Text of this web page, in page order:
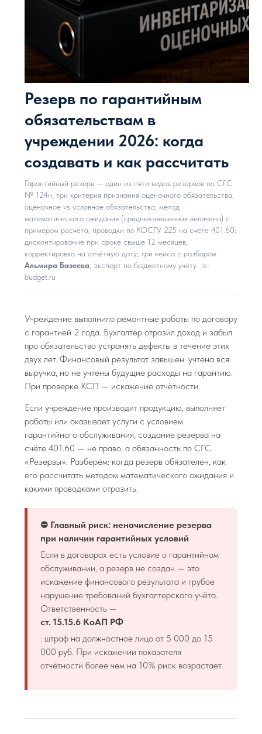
Резерв по гарантийным
обязательствам в
учреждении 2026: когда
создавать и как рассчитать
Гарантийный резерв — один из пяти видов резервов по СГС
№ 124н; три критерия признания оценочного обязательства;
оценочное vs условное обязательство; метод
математического ожидания (средневзвешенная величина) с
примером расчёта; проводки по КОСГУ 225 на счёте 401.60;
дисконтирование при сроке свыше 12 месяцев;
корректировка на отчётную дату; три кейса с разбором
Альмира Базеева, эксперт по бюджетному учёту · e-
budget.ru
Учреждение выполнило ремонтные работы по договору
с гарантией 2 года. Бухгалтер отразил доход и забыл
про обязательство устранять дефекты в течение этих
двух лет. Финансовый результат завышен: учтена вся
выручка, но не учтены будущие расходы на гарантию.
При проверке КСП — искажение отчётности.
Если учреждение производит продукцию, выполняет
работы или оказывает услуги с условием
гарантийного обслуживания, создание резерва на
счёте 401.60 — не право, а обязанность по СГС
«Резервы». Разберём: когда резерв обязателен, как
его рассчитать методом математического ожидания и
какими проводками отразить.
⛔ Главный риск: неначисление резерва
при наличии гарантийных условий
Если в договорах есть условие о гарантийном
обслуживании, а резерв не создан — это
искажение финансового результата и грубое
нарушение требований бухгалтерского учёта.
Ответственность —
ст. 15.15.6 КоАП РФ
: штраф на должностное лицо от 5 000 до 15
000 руб. При искажении показателя
отчётности более чем на 10% риск возрастает.